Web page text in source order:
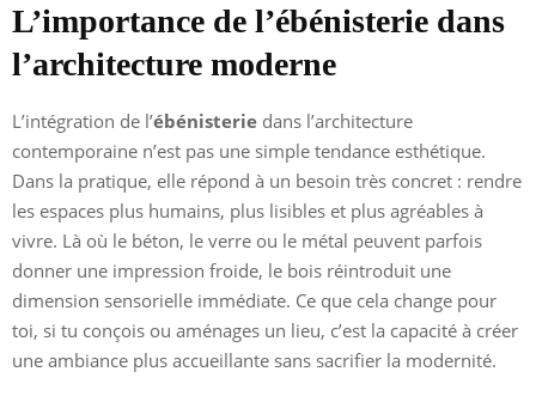
L’importance de l’ébénisterie dans
l’architecture moderne
L’intégration de l’ébénisterie dans l’architecture
contemporaine n’est pas une simple tendance esthétique.
Dans la pratique, elle répond à un besoin très concret : rendre
les espaces plus humains, plus lisibles et plus agréables à
vivre. Là où le béton, le verre ou le métal peuvent parfois
donner une impression froide, le bois réintroduit une
dimension sensorielle immédiate. Ce que cela change pour
toi, si tu conçois ou aménages un lieu, c’est la capacité à créer
une ambiance plus accueillante sans sacrifier la modernité.